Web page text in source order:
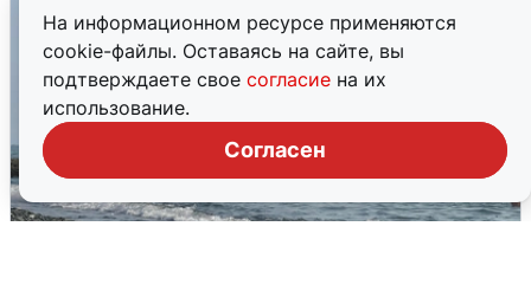
На информационном ресурсе применяются
cookie-файлы. Оставаясь на сайте, вы
подтверждаете свое согласие на их
использование.
Согласен